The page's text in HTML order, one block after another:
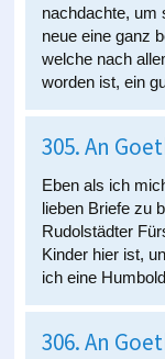
nachdachte, um
neue eine ganz
welche nach
worden ist, ein
305. An
Eben als ich
lieben Briefe zu
Rudolstädter
Kinder hier ist,
ich eine
306. An